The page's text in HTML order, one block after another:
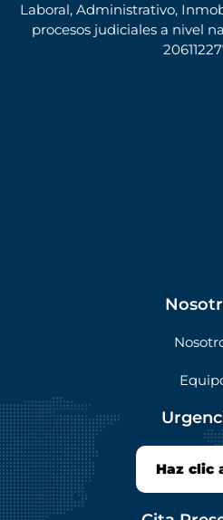
Laboral, Administrativo,
procesos judiciales a nivel
Haz clic